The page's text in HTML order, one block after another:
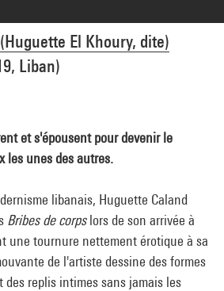
El Khoury, dite)
Liban)
et s'épousent pour devenir le
les unes des autres.
libanais, Huguette Caland
Bribes de corpslors de son arrivée à
une tournure nettement érotique à sa
de l'artiste dessine des formes
replis intimes sans jamais les
Pompidou, MNAM-CCI/Philippe Migeat/Dist.